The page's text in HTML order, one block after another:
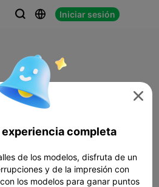
  Iniciar sesión

experiencia completa
de los modelos, disfruta de un
y de la impresión con
los modelos para ganar puntos